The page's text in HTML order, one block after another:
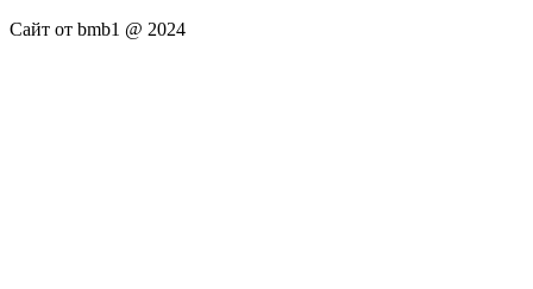
Сайт от bmb1 @ 2024